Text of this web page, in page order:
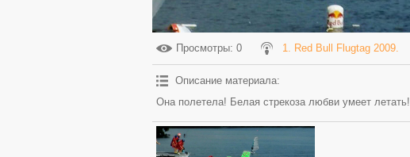
Просмотры: 0 1. Red Bull Flugtag 2009.
Описание материала:
Она полетела! Белая стрекоза любви умеет летать!